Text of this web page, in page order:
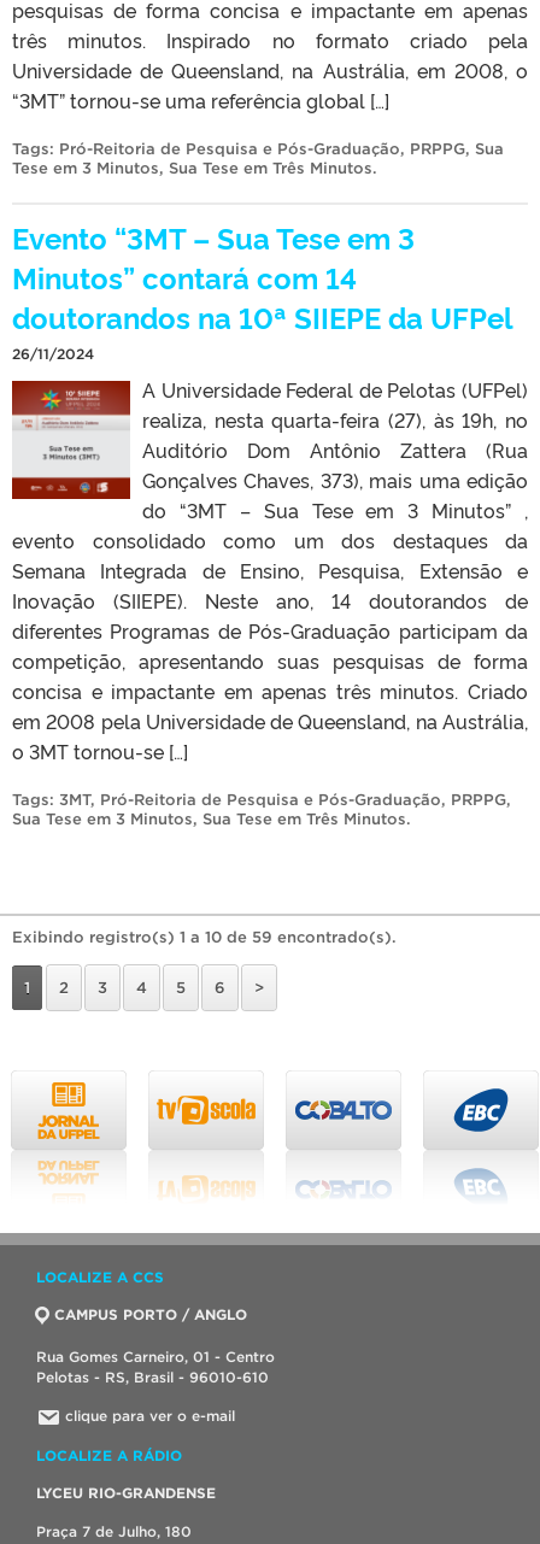
pesquisas de forma concisa e impactante em apenas
três minutos. Inspirado no formato criado pela
Universidade de Queensland, na Austrália, em 2008, o
“3MT” tornou-se uma referência global […]
Tags: Pró-Reitoria de Pesquisa e Pós-Graduação, PRPPG, Sua
Tese em 3 Minutos, Sua Tese em Três Minutos.
Evento “3MT – Sua Tese em 3
Minutos” contará com 14
doutorandos na 10ª SIIEPE da UFPel
26/11/2024
A Universidade Federal de Pelotas (UFPel)
realiza, nesta quarta-feira (27), às 19h, no
Auditório Dom Antônio Zattera (Rua
Gonçalves Chaves, 373), mais uma edição
do “3MT – Sua Tese em 3 Minutos” ,
evento consolidado como um dos destaques da
Semana Integrada de Ensino, Pesquisa, Extensão e
Inovação (SIIEPE). Neste ano, 14 doutorandos de
diferentes Programas de Pós-Graduação participam da
competição, apresentando suas pesquisas de forma
concisa e impactante em apenas três minutos. Criado
em 2008 pela Universidade de Queensland, na Austrália,
o 3MT tornou-se […]
Tags: 3MT, Pró-Reitoria de Pesquisa e Pós-Graduação, PRPPG,
Sua Tese em 3 Minutos, Sua Tese em Três Minutos.
Exibindo registro(s) 1 a 10 de 59 encontrado(s).
1 2 3 4 5 6 >
LOCALIZE A CCS
CAMPUS PORTO / ANGLO
Rua Gomes Carneiro, 01 - Centro
Pelotas - RS, Brasil - 96010-610
clique para ver o e-mail
LOCALIZE A RÁDIO
LYCEU RIO-GRANDENSE
Praça 7 de Julho, 180